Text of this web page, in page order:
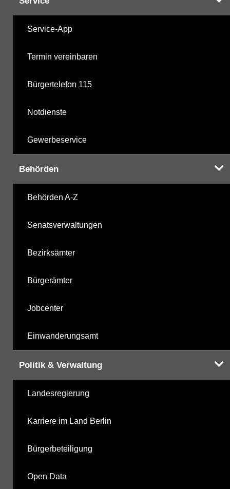
Service-App
Termin vereinbaren
Bürgertelefon 115
Notdienste
Gewerbeservice
Behörden
Behörden A-Z
Senatsverwaltungen
Bezirksämter
Bürgerämter
Jobcenter
Einwanderungsamt
Politik & Verwaltung
Landesregierung
Karriere im Land Berlin
Bürgerbeteiligung
Open Data